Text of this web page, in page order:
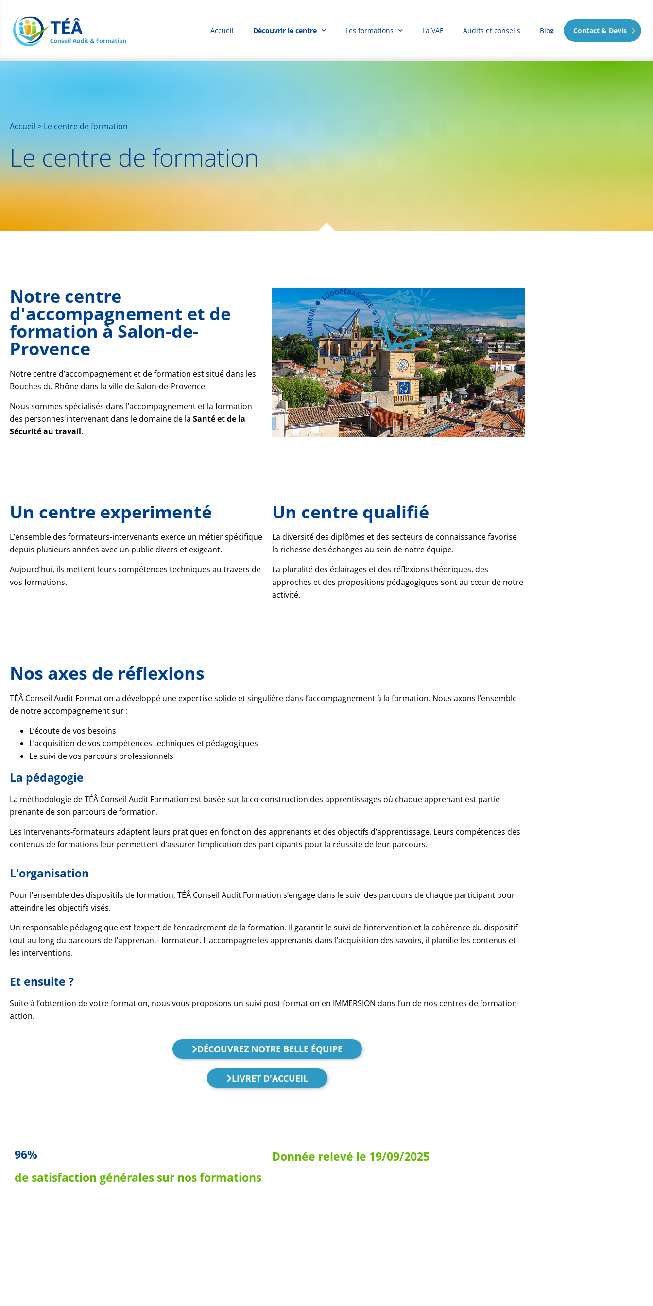
Accueil Découvrir le centre Les formations La VAE Audits et conseils Blog Contact & Devis
Accueil > Le centre de formation
Le centre de formation
Notre centre
d'accompagnement et de
formation à Salon-de-
Provence
Notre centre d’accompagnement et de formation est situé dans les
Bouches du Rhône dans la ville de Salon-de-Provence.
Nous sommes spécialisés dans l’accompagnement et la formation
des personnes intervenant dans le domaine de la Santé et de la
Sécurité au travail.
Un centre experimenté
L’ensemble des formateurs-intervenants exerce un métier spécifique
depuis plusieurs années avec un public divers et exigeant.
Aujourd’hui, ils mettent leurs compétences techniques au travers de
vos formations.
Un centre qualifié
La diversité des diplômes et des secteurs de connaissance favorise
la richesse des échanges au sein de notre équipe.
La pluralité des éclairages et des réflexions théoriques, des
approches et des propositions pédagogiques sont au cœur de notre
activité.
Nos axes de réflexions
TÉÂ Conseil Audit Formation a développé une expertise solide et singulière dans l’accompagnement à la formation. Nous axons l’ensemble
de notre accompagnement sur :
L’écoute de vos besoins
L’acquisition de vos compétences techniques et pédagogiques
Le suivi de vos parcours professionnels
La pédagogie
La méthodologie de TÉÂ Conseil Audit Formation est basée sur la co-construction des apprentissages où chaque apprenant est partie
prenante de son parcours de formation.
Les Intervenants-formateurs adaptent leurs pratiques en fonction des apprenants et des objectifs d’apprentissage. Leurs compétences des
contenus de formations leur permettent d’assurer l’implication des participants pour la réussite de leur parcours.
L'organisation​
Pour l’ensemble des dispositifs de formation, TÉÂ Conseil Audit Formation s’engage dans le suivi des parcours de chaque participant pour
atteindre les objectifs visés.
Un responsable pédagogique est l’expert de l’encadrement de la formation. Il garantit le suivi de l’intervention et la cohérence du dispositif
tout au long du parcours de l’apprenant- formateur. Il accompagne les apprenants dans l’acquisition des savoirs, il planifie les contenus et
les interventions.
Et ensuite ?
Suite à l’obtention de votre formation, nous vous proposons un suivi post-formation en IMMERSION dans l’un de nos centres de formation-
action.
DÉCOUVREZ NOTRE BELLE ÉQUIPE
LIVRET D'ACCUEIL
96%
de satisfaction générales sur nos formations
Donnée relevé le 19/09/2025